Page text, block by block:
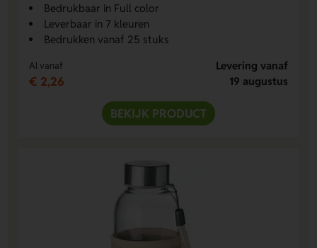
Bedrukbaar in Full color
Leverbaar in 7 kleuren
Bedrukken vanaf 25 stuks
Al vanaf
€ 2,26
Levering vanaf
19 augustus
BEKIJK PRODUCT